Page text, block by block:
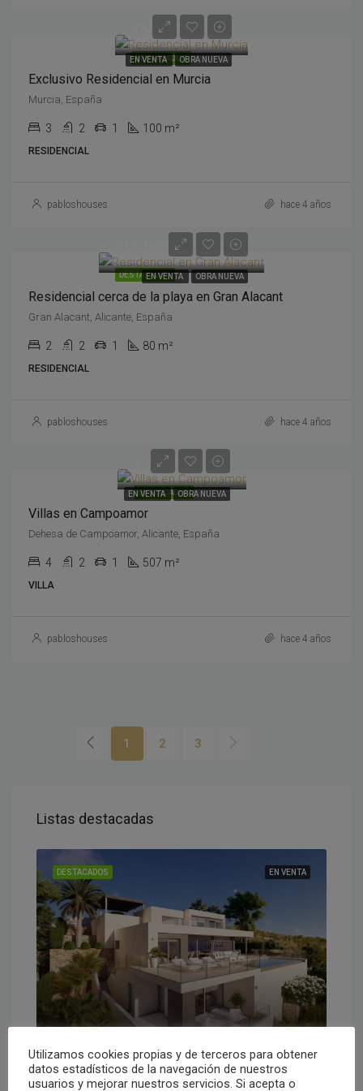
DESTACADOS
EN VENTA OBRA NUEVA
464,900€
Exclusivo Residencial en Murcia
Murcia, España
3 2 1 100 m²
RESIDENCIAL
pabloshouses hace 4 años
DESTACADOS
EN VENTA OBRA NUEVA
315,000€
Residencial cerca de la playa en Gran Alacant
Gran Alacant, Alicante, España
2 2 1 80 m²
RESIDENCIAL
pabloshouses hace 4 años
DESTACADOS
EN VENTA OBRA NUEVA
1,430,000€
Villas en Campoamor
Dehesa de Campoamor, Alicante, España
4 2 1 507 m²
VILLA
pabloshouses hace 4 años
1 2 3
Listas destacadas
EN VENTA
DESTACADOS
Cumbre del Sol, Alicante, España
Utilizamos cookies propias y de terceros para obtener
datos estadísticos de la navegación de nuestros
usuarios y mejorar nuestros servicios. Si acepta o